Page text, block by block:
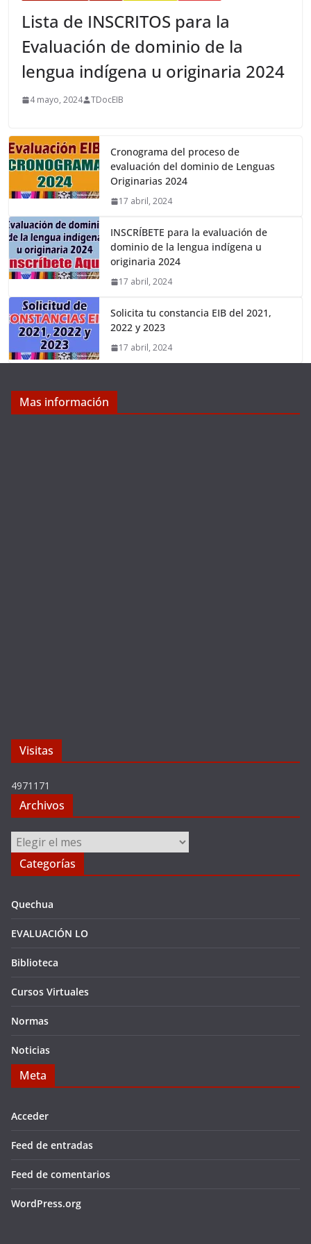
Lista de INSCRITOS para la
Evaluación de dominio de la
lengua indígena u originaria 2024
4 mayo, 2024 TDocEIB
Cronograma del proceso de
evaluación del dominio de Lenguas
Originarias 2024
17 abril, 2024
INSCRÍBETE para la evaluación de
dominio de la lengua indígena u
originaria 2024
17 abril, 2024
Solicita tu constancia EIB del 2021,
2022 y 2023
17 abril, 2024
Mas información
Visitas
4971171
Archivos
Archivos
Categorías
Quechua
EVALUACIÓN LO
Biblioteca
Cursos Virtuales
Normas
Noticias
Meta
Acceder
Feed de entradas
Feed de comentarios
WordPress.org